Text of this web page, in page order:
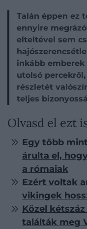
Talán éppen ez
ennyire
elteltével sem
inkább emberek
utolsó
részletét
teljes
Olvasd el ezt
Egy több
árulta el,
a rómaiak
Ezért voltak
vikingek
Közel
találták meg